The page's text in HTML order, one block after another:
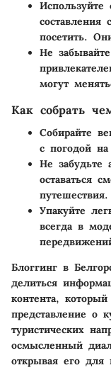
составления
посетить.
Не
могут
Как собрать
Собирайте
с погодой
Не забудьте
оставаться
путешествия.
Упакуйте
всегда в
Блоггинг в
делиться
контента,
представление о
туристических
осмысленный
открывая его для